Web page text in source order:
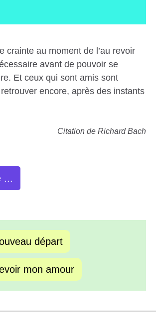
crainte au moment de l’au revoir
avant de pouvoir se
Et ceux qui sont amis sont
encore, après des instants
Citation de Richard Bach
...
départ
mon amour